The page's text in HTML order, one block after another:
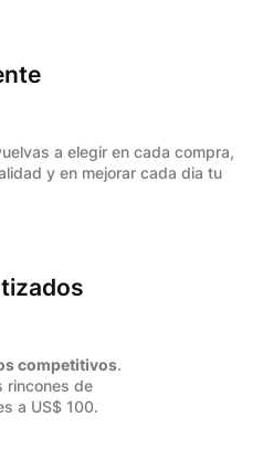
a elegir en cada compra,
y en mejorar cada dia tu
competitivos.
rincones de
a US$ 100.